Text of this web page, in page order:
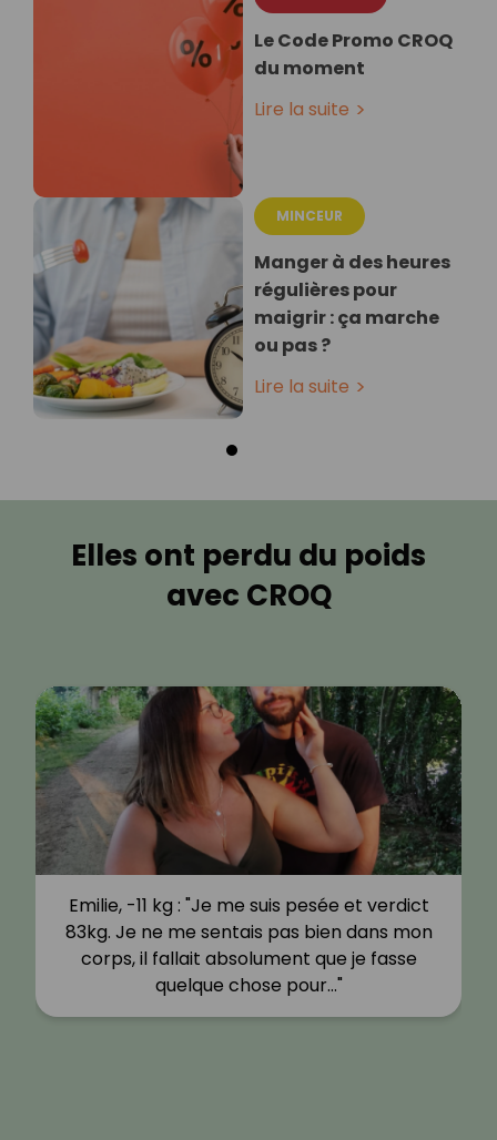
Le Code Promo CROQ
du moment
Lire la suite
MINCEUR
Manger à des heures
régulières pour
maigrir : ça marche
ou pas ?
Lire la suite
Elles ont perdu du poids
avec CROQ
Emilie, -11 kg : "Je me suis pesée et verdict
83kg. Je ne me sentais pas bien dans mon
corps, il fallait absolument que je fasse
quelque chose pour…"